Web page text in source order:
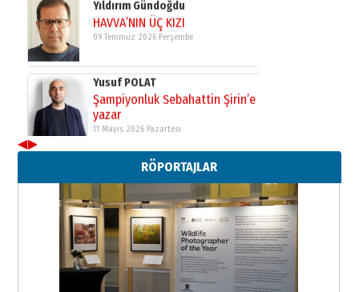
HAVVA’NIN ÜÇ KIZI
09 Temmuz 2026 Perşembe
Yusuf POLAT
Şampiyonluk Sebahattin Şirin’e
yazar
11 Mayıs 2026 Pazartesi
Neşat YALÇIN
Paranın Aile Kültüründeki Yeri
03 Ağustos 2026 Pazartesi
Yıldırım Gündoğdu
HAVVA’NIN ÜÇ KIZI
09 Temmuz 2026 Perşembe
◀▶
RÖPORTAJLAR